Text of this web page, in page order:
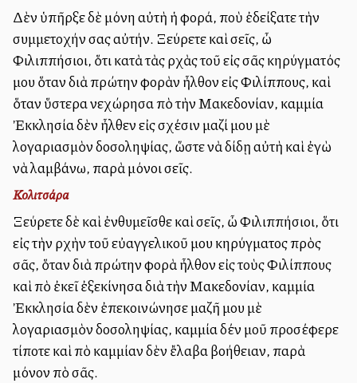
Δὲν ὑπῆρξε δὲ μόνη αὐτὴ ἡ φορά, ποὺ ἐδείξατε τὴν
συμμετοχήν σας αὐτήν. Ξεύρετε καὶ σεῖς, ὦ
Φιλιππήσιοι, ὅτι κατὰ τὰς ἀρχὰς τοῦ εἰς σᾶς κηρύγματός
μου ὅταν διὰ πρώτην φορὰν ἦλθον εἰς Φιλίππους, καὶ
ὅταν ὕστερα ἀνεχώρησα ἀπὸ τὴν Μακεδονίαν, καμμία
Ἐκκλησία δὲν ἦλθεν εἰς σχέσιν μαζί μου μὲ
λογαριασμὸν δοσοληψίας, ὥστε νὰ δίδῃ αὐτὴ καὶ ἐγὼ
νὰ λαμβάνω, παρὰ μόνοι σεῖς.
Κολιτσάρα
Ξεύρετε δὲ καὶ ἐνθυμεῖσθε καὶ σεῖς, ὦ Φιλιππήσιοι, ὅτι
εἰς τὴν ἀρχὴν τοῦ εὐαγγελικοῦ μου κηρύγματος πρὸς
σᾶς, ὅταν διὰ πρώτην φορὰ ἦλθον εἰς τοὺς Φιλίππους
καὶ ἀπὸ ἐκεῖ ἐξεκίνησα διὰ τὴν Μακεδονίαν, καμμία
Ἐκκλησία δὲν ἐπεκοινώνησε μαζῆ μου μὲ
λογαριασμὸν δοσοληψίας, καμμία δέν μοῦ προσέφερε
τίποτε καὶ ἀπὸ καμμίαν δὲν ἔλαβα βοήθειαν, παρὰ
μόνον ἀπὸ σᾶς.